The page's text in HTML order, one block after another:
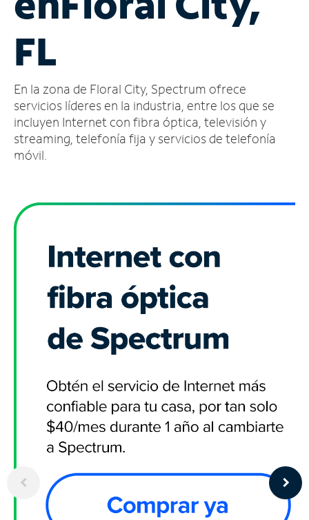
cuenta
Encuentra
tienda
FL
En la zona de Floral City, Spectrum ofrece
servicios líderes en la industria, entre los que se
incluyen Internet con fibra óptica, televisión y
streaming, telefonía fija y servicios de telefonía
móvil.